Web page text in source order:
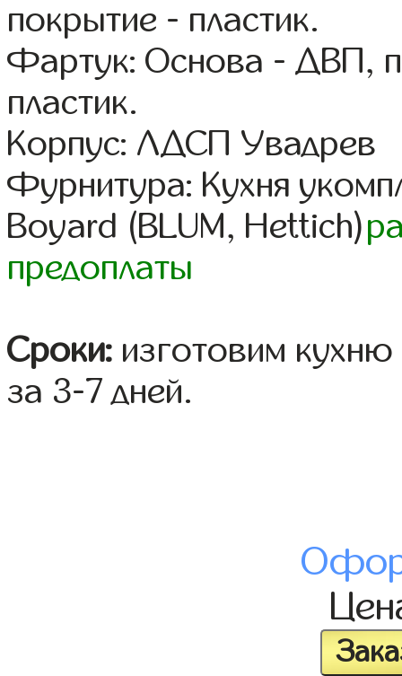
покрытие - пластик.
Фартук: Основа - ДВП,
пластик.
Корпус: ЛДСП Увадрев
Фурнитура: Кухня
Boyard (BLUM, Hettich)
предоплаты
Сроки: изготовим
за 3-7 дней.